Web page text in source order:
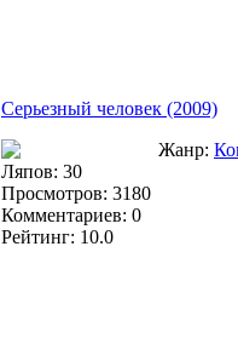
Серьезный человек (2009)
Жанр:
Ляпов: 30
Просмотров: 3180
Комментариев: 0
Рейтинг: 10.0